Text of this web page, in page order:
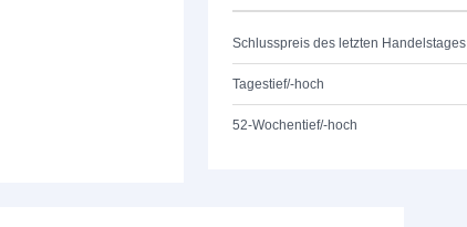
Schlusspreis des letzten Handelstages
Tagestief/-hoch
52-Wochentief/-hoch